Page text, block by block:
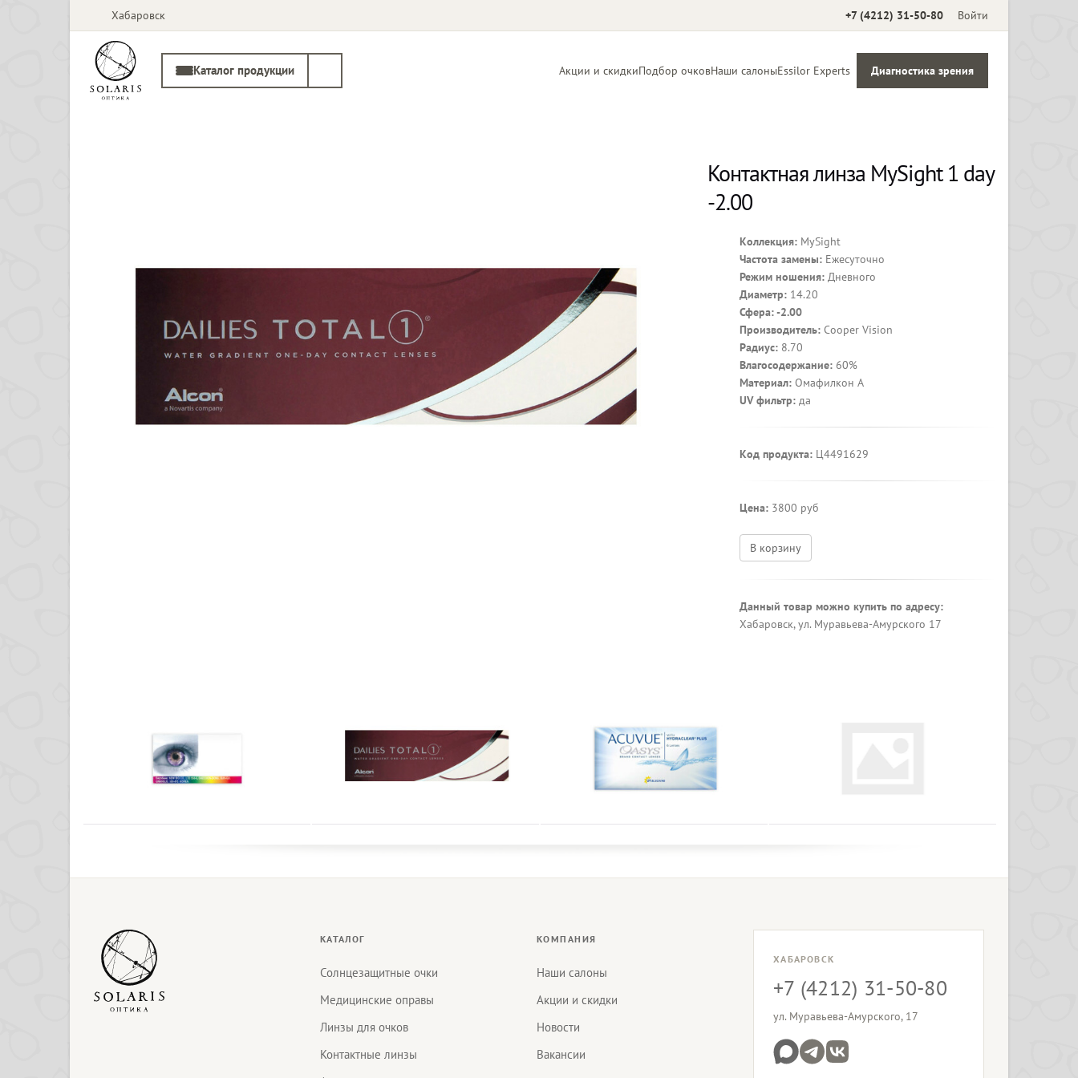
Хабаровск +7 (4212) 31-50-80 Войти
Каталог продукции Акции и скидкиПодбор очковНаши салоныEssilor Experts Диагностика зрения
Контактная линза MySight 1 day
-2.00
Коллекция: MySight
Частота замены: Ежесуточно
Режим ношения: Дневного
Диаметр: 14.20
Сфера: -2.00
Производитель: Cooper Vision
Радиус: 8.70
Влагосодержание: 60%
Материал: Омафилкон А
UV фильтр: да
Код продукта: Ц4491629
Цена: 3800 руб
В корзину
Данный товар можно купить по адресу:
Хабаровск, ул. Муравьева-Амурского 17
КАТАЛОГ
Солнцезащитные очки
Медицинские оправы
Линзы для очков
Контактные линзы
КОМПАНИЯ
Наши салоны
Акции и скидки
Новости
Вакансии
ХАБАРОВСК
+7 (4212) 31-50-80
ул. Муравьева-Амурского, 17